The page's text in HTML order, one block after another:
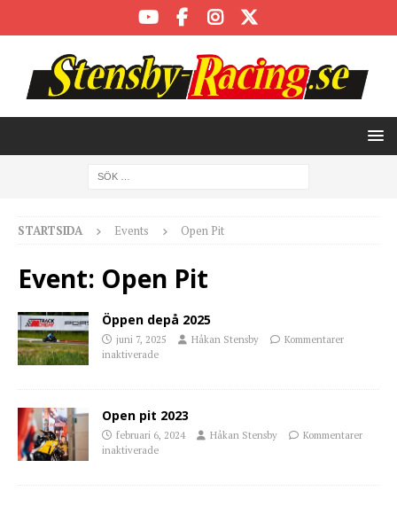
STARTSIDA Events Open Pit
Event: Open Pit
Öppen depå 2025
juni 7, 2025 Håkan Stensby
Kommentarer
inaktiverade
Open pit 2023
februari 6, 2024 Håkan Stensby
Kommentarer
inaktiverade